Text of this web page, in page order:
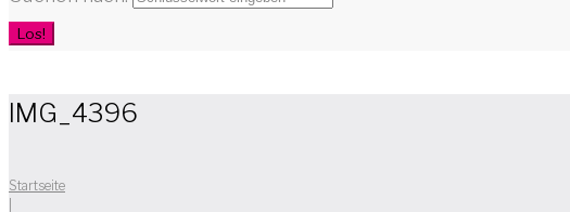
Los!
IMG_4396
Startseite